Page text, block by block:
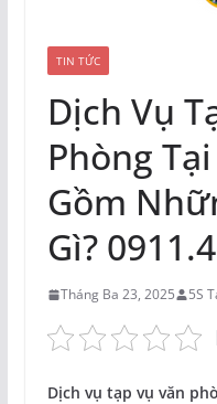
TIN TỨC
Dịch Vụ
Phòng
Gồm
Gì?
Tháng Ba 23, 2025 5S
Dịch vụ tạp vụ văn